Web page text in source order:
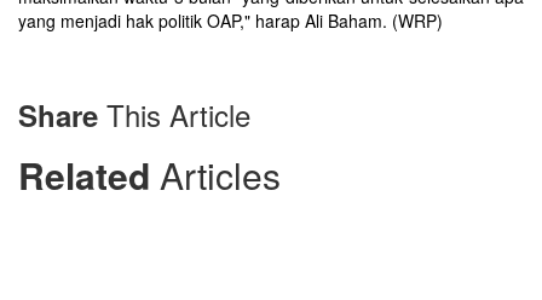
yang menjadi hak politik OAP," harap Ali Baham. (WRP)
Share This Article
Related Articles